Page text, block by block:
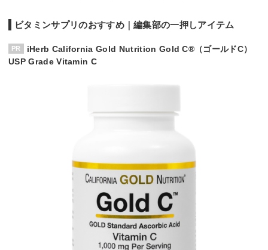
ビタミンサプリのおすすめ｜編集部の一押しアイテム
iHerb California Gold Nutrition Gold C®（ゴールドC）
USP Grade Vitamin C